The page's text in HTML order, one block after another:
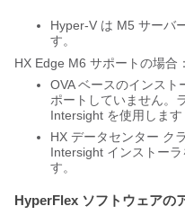
Hyper-V は M5 サーバ
す。
HX Edge M6 サポートの場合：
OVA ベースのインス
ポートしていません。
Intersight を使用します
HX データセンター ク
Intersight インストー
す。
HyperFlex ソフトウェアの